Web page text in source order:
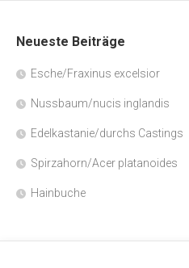
Neueste Beiträge
Esche/Fraxinus excelsior
Nussbaum/nucis inglandis
Edelkastanie/durchs Castings
Spirzahorn/Acer platanoides
Hainbuche